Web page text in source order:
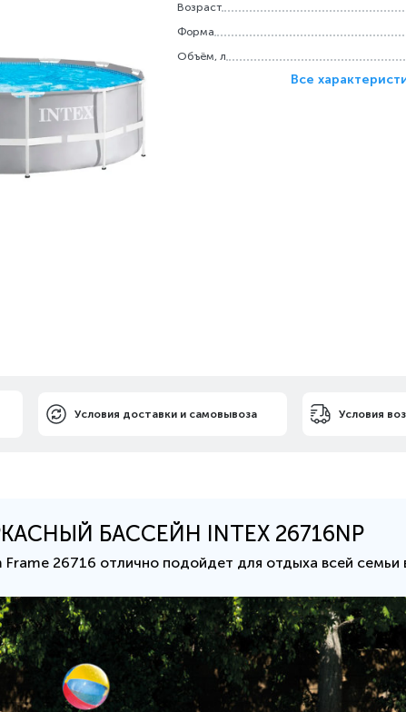
Возраст
Форма
Объём, л
Все
Условия доставки и самовывоза Условия
БАССЕЙН INTEX 26716NP
Frame 26716 отлично подойдет для отдыха всей семьи